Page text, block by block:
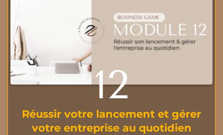
12
Réussir votre lancement et gérer
votre entreprise au quotidien